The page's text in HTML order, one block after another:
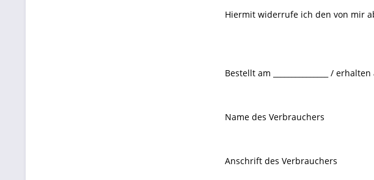
Hiermit widerrufe ich den von mir
Bestellt am _______________ / erhalten
Name des Verbrauchers
Anschrift des Verbrauchers